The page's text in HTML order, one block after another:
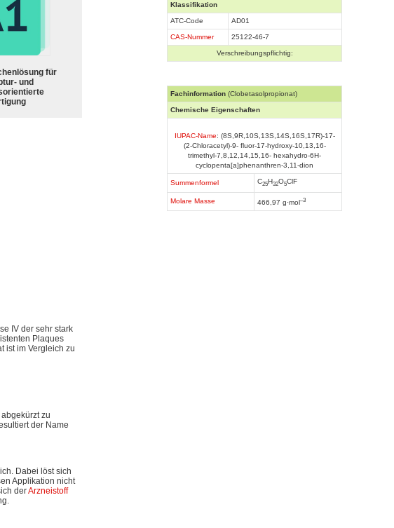
Klassifikation
ATC-Code AD01
CAS-Nummer 25122-46-7
Verschreibungspflichtig:
Fachinformation (Clobetasolpropionat)
Chemische Eigenschaften
IUPAC-Name: (8S,9R,10S,13S,14S,16S,17R)-17-
(2-Chloracetyl)-9- fluor-17-hydroxy-10,13,16-
trimethyl-7,8,12,14,15,16- hexahydro-6H-
cyclopenta[a]phenanthren-3,11-dion
Summenformel C25H32O5ClF
Molare Masse 466,97 g·mol–3
für
und
IV der sehr stark
Plaques
ist im Vergleich zu
zu
der Name
Dabei löst sich
Applikation nicht
derArzneistoff